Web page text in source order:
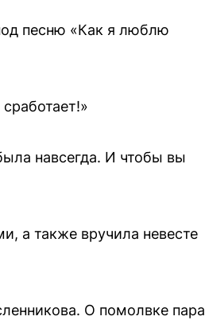
песню «Как я люблю
навсегда. И чтобы вы
а также вручила невесте
О помолвке пара